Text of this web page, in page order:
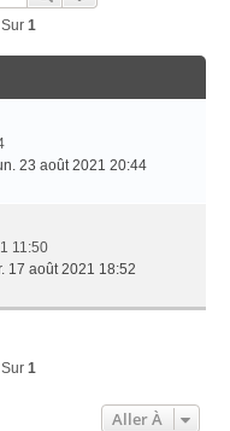
1
23 août 2021 20:44
11:50
17 août 2021 18:52
1
Aller À